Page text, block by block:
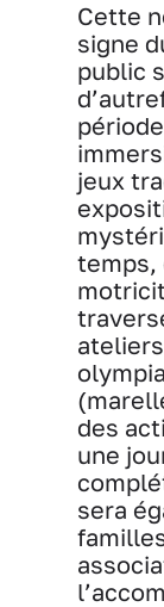
Cette
signe
public
jeux
temps,
des
une
sera